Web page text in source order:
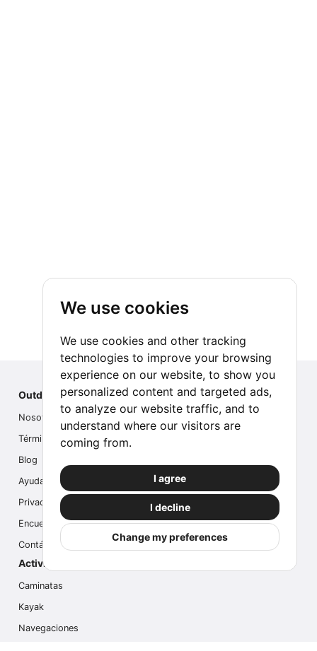
We use cookies
We use cookies and other tracking
technologies to improve your browsing
experience on our website, to show you
personalized content and targeted ads,
to analyze our website traffic, and to
understand where our visitors are
coming from.
I agree
I decline
Change my preferences
Outdoor Index
Nosotros
Términos
Blog
Ayuda
Privacidad
Encuesta
Contáctanos
Actividades populares
Caminatas
Kayak
Navegaciones